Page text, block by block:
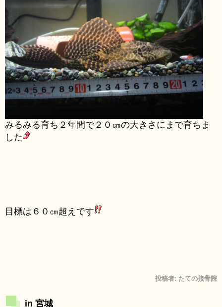
みるみる育ち２年間で２０㎝の大きさにまで育ちま
した
目標は６０㎝超えです
投稿者: たての接骨院
in 宮城